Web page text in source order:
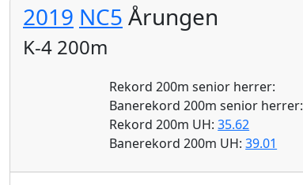
2019 NC5 Årungen
K-4 200m
Rekord 200m senior herrer:
Banerekord 200m senior herrer:
Rekord 200m UH:35.62
Banerekord 200m UH:39.01